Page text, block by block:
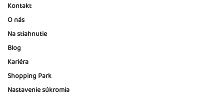
Kontakt
O nás
Na stiahnutie
Blog
Kariéra
Shopping Park
Nastavenie súkromia